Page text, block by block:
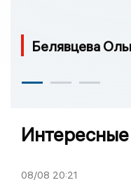
Белявцева
08/08 20:21